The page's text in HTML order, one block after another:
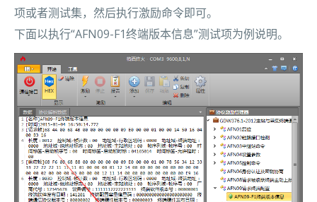
项或者测试集，然后执行激励命令即可。
下面以执行“AFN09-F1终端版本信息”测试项为例说明。